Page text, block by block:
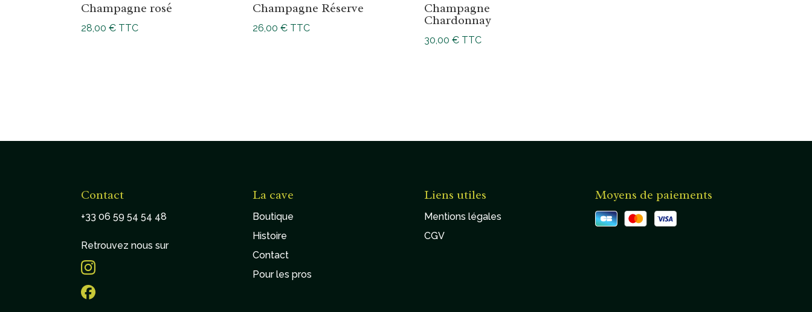
Champagne rosé
28,00€ TTC
Champagne Réserve
26,00 € TTC
Champagne
Chardonnay
30,00 € TTC
Contact
+33 06 59 54 54 48
Retrouvez nous sur
La cave
Boutique
Histoire
Contact
Pour les pros
Liens utiles
Mentions légales
CGV
Moyens de paiements